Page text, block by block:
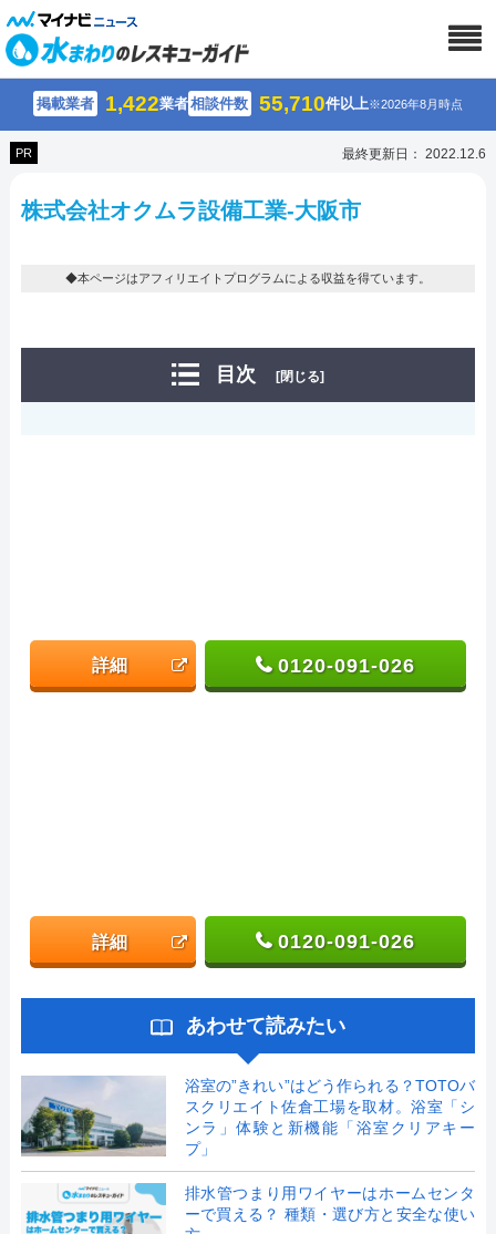
掲載業者 1,422業者相談件数 55,710件以上※2026年8月時点
PR 最終更新日： 2022.12.6
株式会社オクムラ設備工業-大阪市
◆本ページはアフィリエイトプログラムによる収益を得ています。
目次 [閉じる]
詳細 0120-091-026
詳細 0120-091-026
あわせて読みたい
浴室の”きれい”はどう作られる？TOTOバ
スクリエイト佐倉工場を取材。浴室「シ
ンラ」体験と新機能「浴室クリアキー
プ」
排水管つまり用ワイヤーはホームセンタ
ーで買える？ 種類・選び方と安全な使い